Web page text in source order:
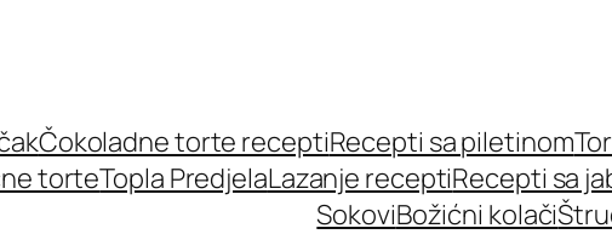
Čokoladne torte receptiRecepti sa piletinom
torteTopla PredjelaLazanje receptiRecepti sa
SokoviBožićni kolači